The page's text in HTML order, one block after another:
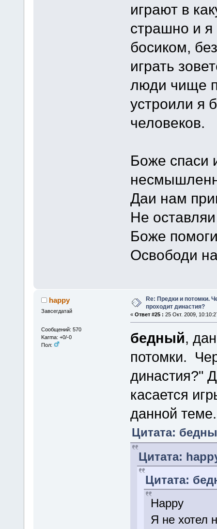
играют в
страшно и
босиком,
играть
люди чище
устроили я
человеков.
Боже спаси
Даи нам
Не
Боже
Освободи
happy
Завсегдатай
Сообщений: 570
Karma: +0/-0
Пол:
Re: Предки и потомки.
проходит династия?
« Ответ #25 : 25 Окт. 2009,
бедный,
потомки.
династия?"
касается
данной теме.
Цитата:
Цитата:
Цитата:
Happy
Я не хотел